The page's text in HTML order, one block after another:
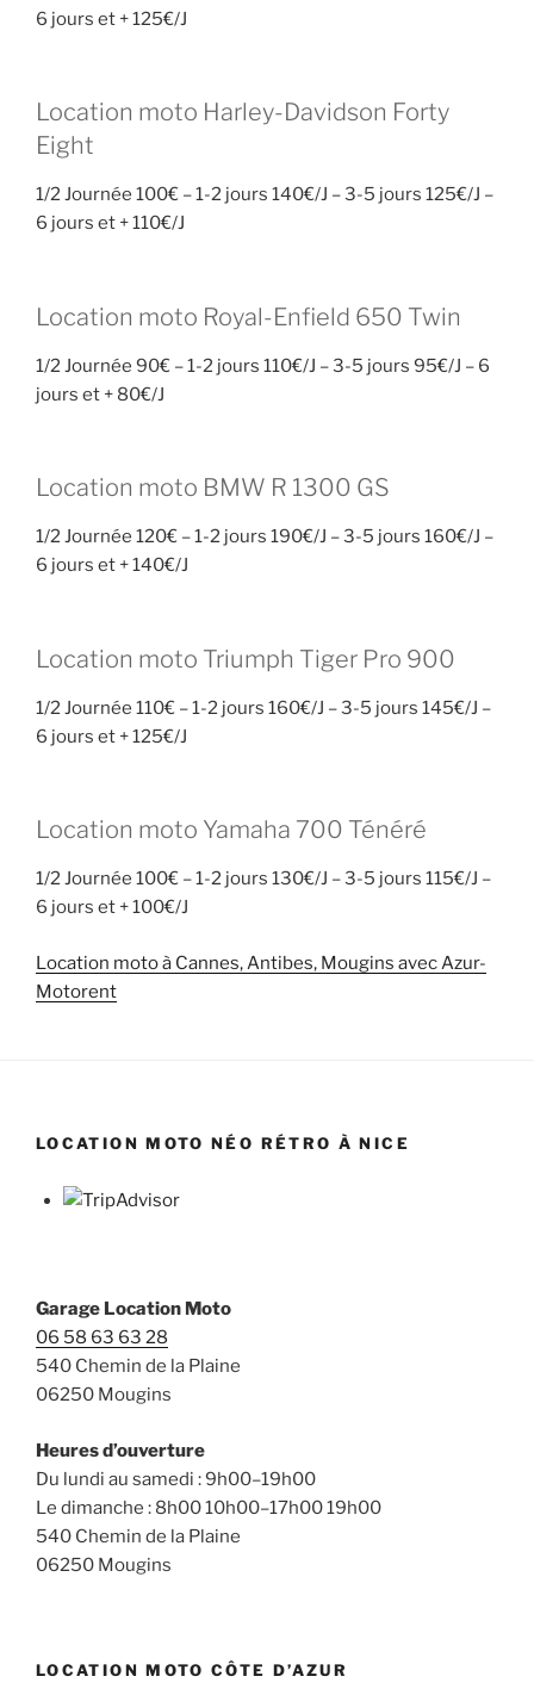
6 jours et + 125€/J
Location moto Harley-Davidson Forty
Eight
1/2 Journée 100€ – 1-2 jours 140€/J – 3-5 jours 125€/J –
6 jours et + 110€/J
Location moto Royal-Enfield 650 Twin
1/2 Journée 90€ – 1-2 jours 110€/J – 3-5 jours 95€/J – 6
jours et + 80€/J
Location moto BMW R 1300 GS
1/2 Journée 120€ – 1-2 jours 190€/J – 3-5 jours 160€/J –
6 jours et + 140€/J
Location moto Triumph Tiger Pro 900
1/2 Journée 110€ – 1-2 jours 160€/J – 3-5 jours 145€/J –
6 jours et + 125€/J
Location moto Yamaha 700 Ténéré
1/2 Journée 100€ – 1-2 jours 130€/J – 3-5 jours 115€/J –
6 jours et + 100€/J
Location moto à Cannes, Antibes, Mougins avec Azur-
Motorent
LOCATION MOTO NÉO RÉTRO À NICE
Garage Location Moto
06 58 63 63 28
540 Chemin de la Plaine
06250 Mougins
Heures d’ouverture
Du lundi au samedi : 9h00–19h00
Le dimanche : 8h00 10h00–17h00 19h00
540 Chemin de la Plaine
06250 Mougins
LOCATION MOTO CÔTE D’AZUR